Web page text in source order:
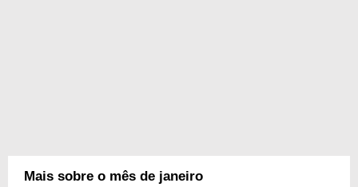
Mais sobre o mês de janeiro